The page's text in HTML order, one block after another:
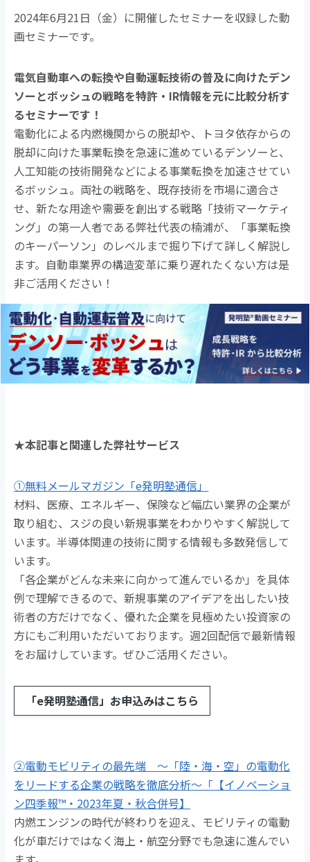
2024年6月21日（金）に開催したセミナーを収録した動
画セミナーです。
電気自動車への転換や自動運転技術の普及に向けたデン
ソーとボッシュの戦略を特許・IR情報を元に比較分析す
るセミナーです！
電動化による内燃機関からの脱却や、トヨタ依存からの
脱却に向けた事業転換を急速に進めているデンソーと、
人工知能の技術開発などによる事業転換を加速させてい
るボッシュ。両社の戦略を、既存技術を市場に適合さ
せ、新たな用途や需要を創出する戦略「技術マーケティ
ング」の第一人者である弊社代表の楠浦が、「事業転換
のキーパーソン」のレベルまで掘り下げて詳しく解説し
ます。自動車業界の構造変革に乗り遅れたくない方は是
非ご活用ください！
★本記事と関連した弊社サービス
①無料メールマガジン「e発明塾通信」
材料、医療、エネルギー、保険など幅広い業界の企業が
取り組む、スジの良い新規事業をわかりやすく解説して
います。半導体関連の技術に関する情報も多数発信して
います。
「各企業がどんな未来に向かって進んでいるか」を具体
例で理解できるので、新規事業のアイデアを出したい技
術者の方だけでなく、優れた企業を見極めたい投資家の
方にもご利用いただいております。週2回配信で最新情報
をお届けしています。ぜひご活用ください。
「e発明塾通信」お申込みはこちら
②電動モビリティの最先端 ～「陸・海・空」の電動化
をリードする企業の戦略を徹底分析～「【イノベーショ
ン四季報™・2023年夏・秋合併号】
内燃エンジンの時代が終わりを迎え、モビリティの電動
化が車だけではなく海上・航空分野でも急速に進んでい